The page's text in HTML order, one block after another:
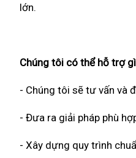
lớn.
Chúng tôi có thể hỗ trợ
- Chúng tôi sẽ tư vấn và
- Đưa ra giải pháp phù
- Xây dựng quy trình